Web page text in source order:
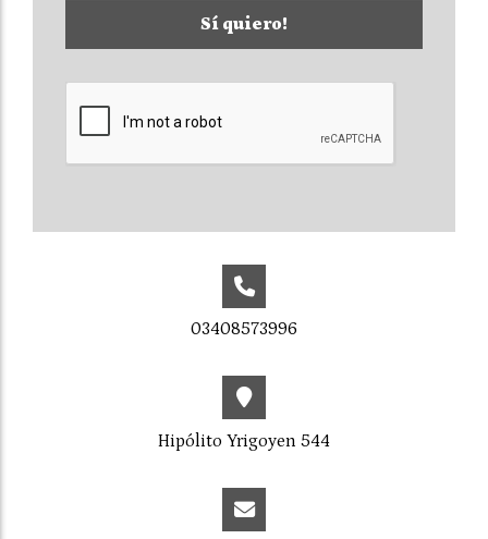
Sí quiero!
03408573996
Hipólito Yrigoyen 544